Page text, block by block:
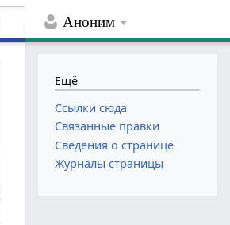
Аноним
Ещё
Ссылки сюда
Связанные правки
Сведения о странице
Журналы страницы